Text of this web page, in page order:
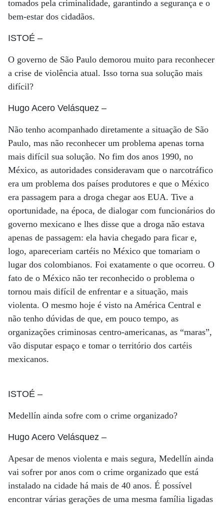
tomados pela criminalidade, garantindo a segurança e o
bem-estar dos cidadãos.
ISTOÉ –
O governo de São Paulo demorou muito para reconhecer
a crise de violência atual. Isso torna sua solução mais
difícil?
Hugo Acero Velásquez –
Não tenho acompanhado diretamente a situação de São
Paulo, mas não reconhecer um problema apenas torna
mais difícil sua solução. No fim dos anos 1990, no
México, as autoridades consideravam que o narcotráfico
era um problema dos países produtores e que o México
era passagem para a droga chegar aos EUA. Tive a
oportunidade, na época, de dialogar com funcionários do
governo mexicano e lhes disse que a droga não estava
apenas de passagem: ela havia chegado para ficar e,
logo, apareceriam cartéis no México que tomariam o
lugar dos colombianos. Foi exatamente o que ocorreu. O
fato de o México não ter reconhecido o problema o
tornou mais difícil de enfrentar e a situação, mais
violenta. O mesmo hoje é visto na América Central e
não tenho dúvidas de que, em pouco tempo, as
organizações criminosas centro-americanas, as “maras”,
vão disputar espaço e tomar o território dos cartéis
mexicanos.
ISTOÉ –
Medellín ainda sofre com o crime organizado?
Hugo Acero Velásquez –
Apesar de menos violenta e mais segura, Medellín ainda
vai sofrer por anos com o crime organizado que está
instalado na cidade há mais de 40 anos. É possível
encontrar várias gerações de uma mesma família ligadas